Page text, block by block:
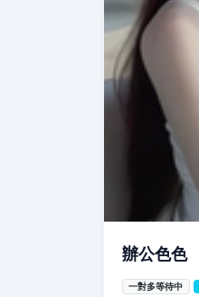
辦公色色
一對多等待中